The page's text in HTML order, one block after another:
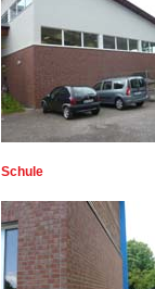
Schule